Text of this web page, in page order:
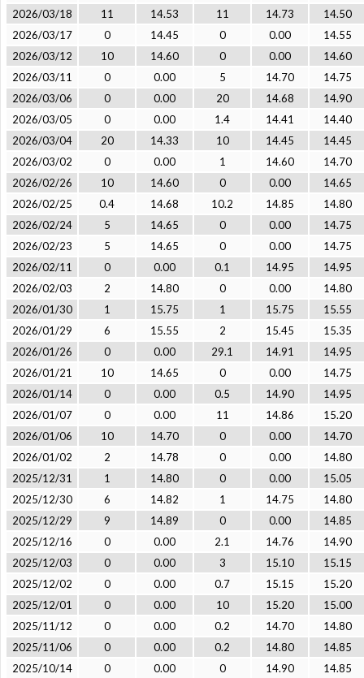
2026/03/18
11 14.53 11 14.73
14.50
2026/03/17
0 14.45 0 0.00
14.55
2026/03/12
10 14.60 0 0.00
14.60
2026/03/11
0 0.00 5 14.70
14.75
2026/03/06
0 0.00 20 14.68
14.90
2026/03/05
0 0.00 1.4 14.41
14.40
2026/03/04
20 14.33 10 14.45
14.45
2026/03/02
0 0.00 1 14.60
14.70
2026/02/26
10 14.60 0 0.00
14.65
2026/02/25
0.4 14.68 10.2 14.85
14.80
2026/02/24
5 14.65 0 0.00
14.75
2026/02/23
5 14.65 0 0.00
14.75
2026/02/11
0 0.00 0.1 14.95
14.95
2026/02/03
2 14.80 0 0.00
14.80
2026/01/30
1 15.75 1 15.75
15.55
2026/01/29
6 15.55 2 15.45
15.35
2026/01/26
0 0.00 29.1 14.91
14.95
2026/01/21
10 14.65 0 0.00
14.75
2026/01/14
0 0.00 0.5 14.90
14.95
2026/01/07
0 0.00 11 14.86
15.20
2026/01/06
10 14.70 0 0.00
14.70
2026/01/02
2 14.78 0 0.00
14.80
2025/12/31
1 14.80 0 0.00
15.05
2025/12/30
6 14.82 1 14.75
14.80
2025/12/29
9 14.89 0 0.00
14.85
2025/12/16
0 0.00 2.1 14.76
14.90
2025/12/03
0 0.00 3 15.10
15.15
2025/12/02
0 0.00 0.7 15.15
15.20
2025/12/01
0 0.00 10 15.20
15.00
2025/11/12
0 0.00 0.2 14.70
14.80
2025/11/06
0 0.00 0.2 14.80
14.85
2025/10/14
0 0.00 0 14.90 14.85